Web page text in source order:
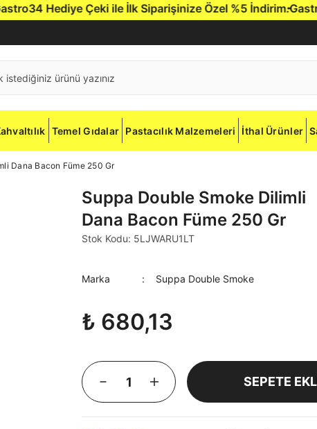
Hediye Çeki ile İlk Siparişinize Özel %5 İndirim.
Temel Gıdalar Pastacılık Malzemeleri İthal Ürünler
Dana Bacon Füme 250 Gr
Suppa Double Smoke Dilimli
Dana Bacon Füme 250 Gr
Stok Kodu: 5LJWARU1LT
Marka Suppa Double Smoke
₺ 680,13
SEPETE